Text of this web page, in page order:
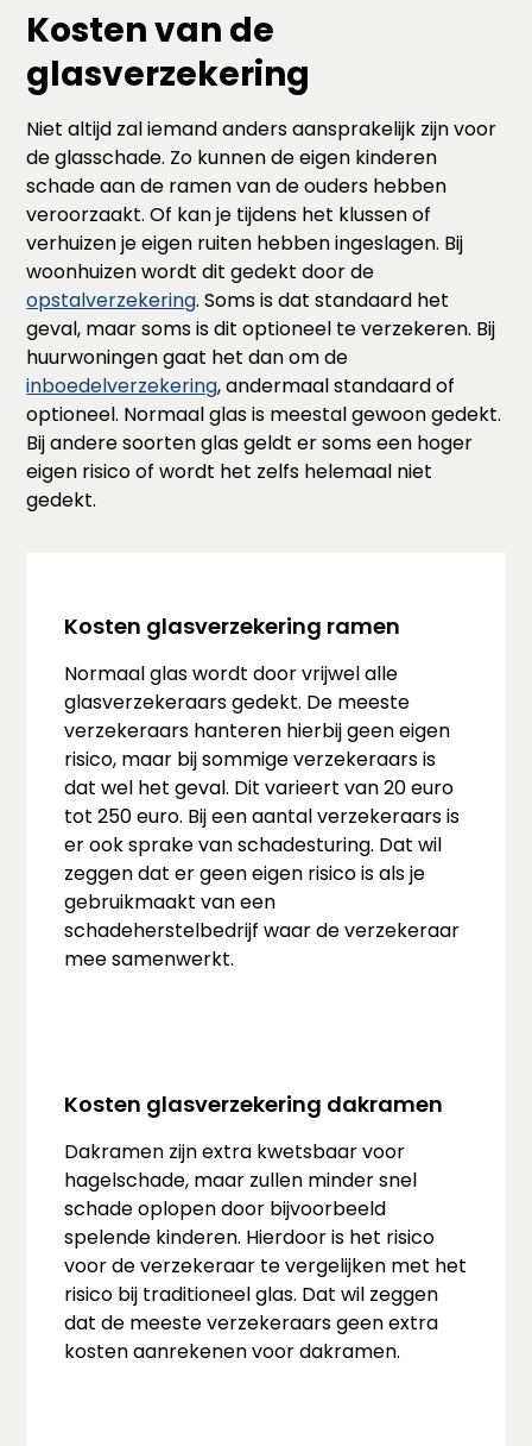
Kosten van de
glasverzekering
Niet altijd zal iemand anders aansprakelijk zijn voor
de glasschade. Zo kunnen de eigen kinderen
schade aan de ramen van de ouders hebben
veroorzaakt. Of kan je tijdens het klussen of
verhuizen je eigen ruiten hebben ingeslagen. Bij
woonhuizen wordt dit gedekt door de
opstalverzekering. Soms is dat standaard het
geval, maar soms is dit optioneel te verzekeren. Bij
huurwoningen gaat het dan om de
inboedelverzekering, andermaal standaard of
optioneel. Normaal glas is meestal gewoon gedekt.
Bij andere soorten glas geldt er soms een hoger
eigen risico of wordt het zelfs helemaal niet
gedekt.
Kosten glasverzekering ramen
Normaal glas wordt door vrijwel alle
glasverzekeraars gedekt. De meeste
verzekeraars hanteren hierbij geen eigen
risico, maar bij sommige verzekeraars is
dat wel het geval. Dit varieert van 20 euro
tot 250 euro. Bij een aantal verzekeraars is
er ook sprake van schadesturing. Dat wil
zeggen dat er geen eigen risico is als je
gebruikmaakt van een
schadeherstelbedrijf waar de verzekeraar
mee samenwerkt.
Kosten glasverzekering dakramen
Dakramen zijn extra kwetsbaar voor
hagelschade, maar zullen minder snel
schade oplopen door bijvoorbeeld
spelende kinderen. Hierdoor is het risico
voor de verzekeraar te vergelijken met het
risico bij traditioneel glas. Dat wil zeggen
dat de meeste verzekeraars geen extra
kosten aanrekenen voor dakramen.